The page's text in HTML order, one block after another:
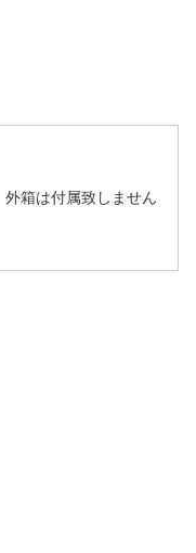
箱は付属致しません